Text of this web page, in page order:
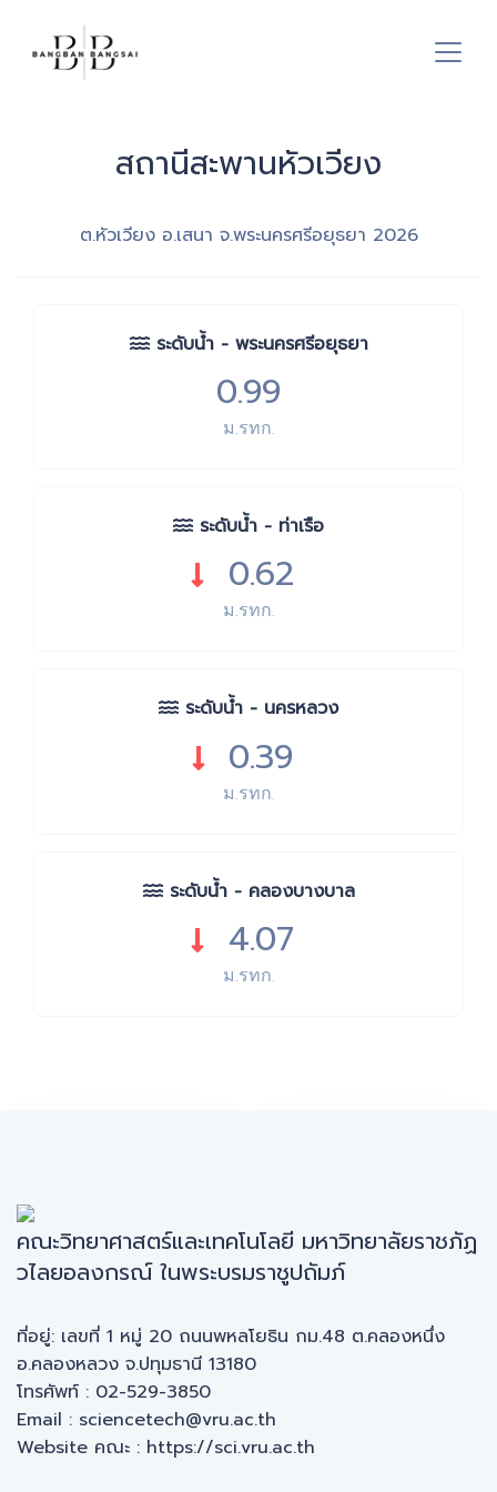
สถานีสะพานหัวเวียง
ต.หัวเวียง อ.เสนา จ.พระนครศรีอยุธยา 2026
ระดับน้ำ - พระนครศรีอยุธยา
0.99
ม.รทก.
ระดับน้ำ - ท่าเรือ
0.62
ม.รทก.
ระดับน้ำ - นครหลวง
0.39
ม.รทก.
ระดับน้ำ - คลองบางบาล
4.07
ม.รทก.
คณะวิทยาศาสตร์และเทคโนโลยี มหาวิทยาลัยราชภัฏ
วไลยอลงกรณ์ ในพระบรมราชูปถัมภ์
ที่อยู่: เลขที่ 1 หมู่ 20 ถนนพหลโยธิน กม.48 ต.คลองหนึ่ง
อ.คลองหลวง จ.ปทุมธานี 13180
โทรศัพท์ : 02-529-3850
Email : sciencetech@vru.ac.th
Website คณะ : https://sci.vru.ac.th